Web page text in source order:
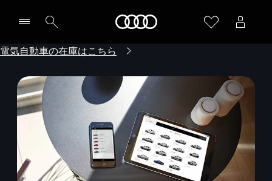
電気自動車の在庫はこちら